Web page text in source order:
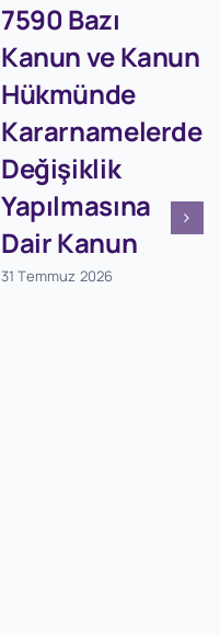
7590 Bazı
Kanun ve Kanun
Hükmünde
Kararnamelerde
Değişiklik
Yapılmasına
Dair Kanun
31 Temmuz 2026